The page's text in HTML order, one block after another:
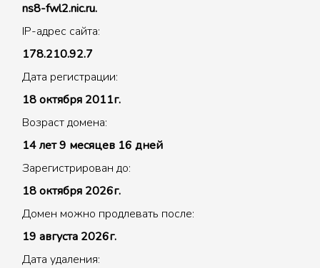
ns8-fwl2.nic.ru.
IP-адрес сайта:
178.210.92.7
Дата регистрации:
18 октября 2011г.
Возраст домена:
14 лет 9 месяцев 16 дней
Зарегистрирован до:
18 октября 2026г.
Домен можно продлевать после:
19 августа 2026г.
Дата удаления: